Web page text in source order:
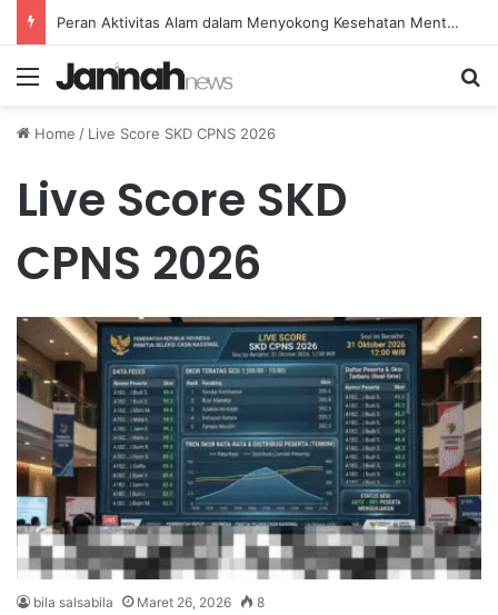
Peran Aktivitas Alam dalam Menyokong Kesehatan Mental dan Menenangkan Pikiran di Masa Sulit
Menu
Home / Live Score SKD CPNS 2026
Live Score SKD
CPNS 2026
bila salsabila Maret 26, 2026 8